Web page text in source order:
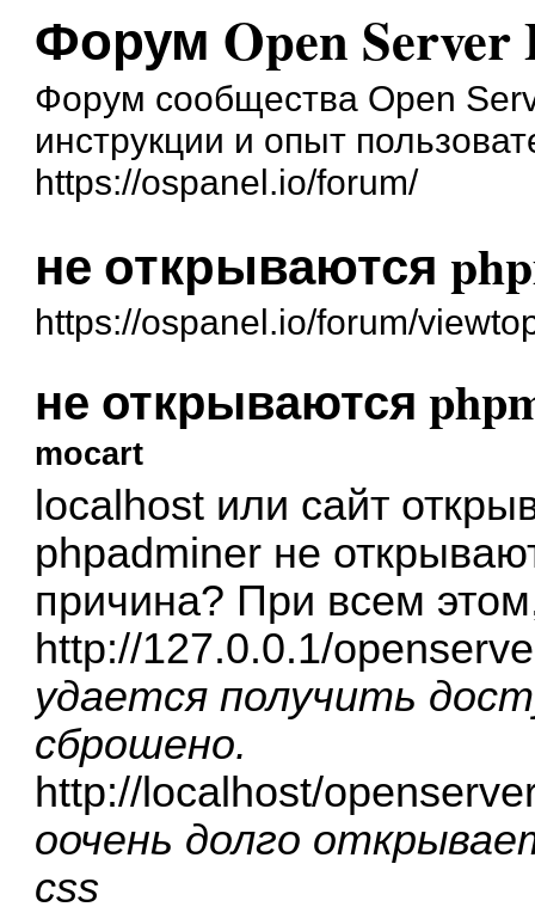
Форум Open Server
Форум сообщества Open
инструкции и опыт
https://ospanel.io/forum/
не открываются
https://ospanel.io/forum/
не открываются
mocart
localhost или сайт
phpadminer не
причина? При всем
http://127.0.0.1/
удается получить
сброшено.
http://localhost/
оочень долго
css